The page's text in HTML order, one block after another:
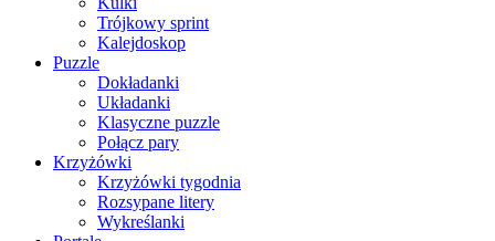
Trójkowy sprint
Kalejdoskop
Puzzle
Dokładanki
Układanki
Klasyczne puzzle
Połącz pary
Krzyżówki
Krzyżówki tygodnia
Rozsypane litery
Wykreślanki